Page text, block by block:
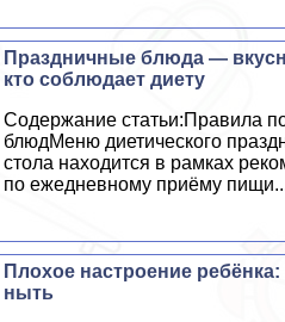
Праздничные блюда —
кто соблюдает диету
Содержание статьи:Правила
блюдМеню диетического
стола находится в рамках
по ежедневному приёму
Плохое настроение
ныть